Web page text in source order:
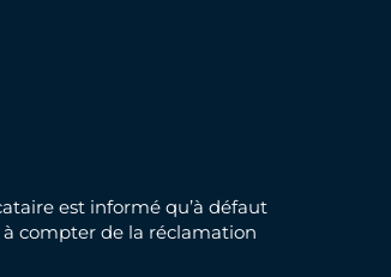
est informé qu’à défaut
à compter de la réclamation